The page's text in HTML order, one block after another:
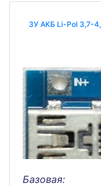
ЗУ АКБ Li-Pol 3,7-
Базовая: